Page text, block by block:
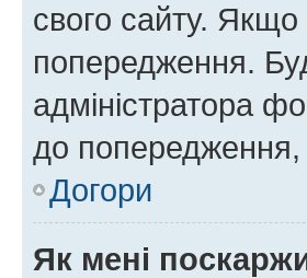
свого сайту.
попередження.
адміністратора
до попередження,
Догори
Як мені